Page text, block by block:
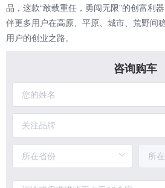
品，这款“敢载重任，勇闯无限”的创富利
伴更多用户在高原、平原、城市、荒野间
用户的创业之路。
咨询购车